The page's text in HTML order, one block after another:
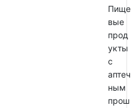
Пище
вые
прод
укты
с
аптеч
ным
прош